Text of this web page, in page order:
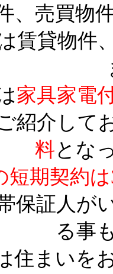
、売買物
賃貸物件
家具家電
紹介して
料とな
短期契約
保証人が
る事
住まいを